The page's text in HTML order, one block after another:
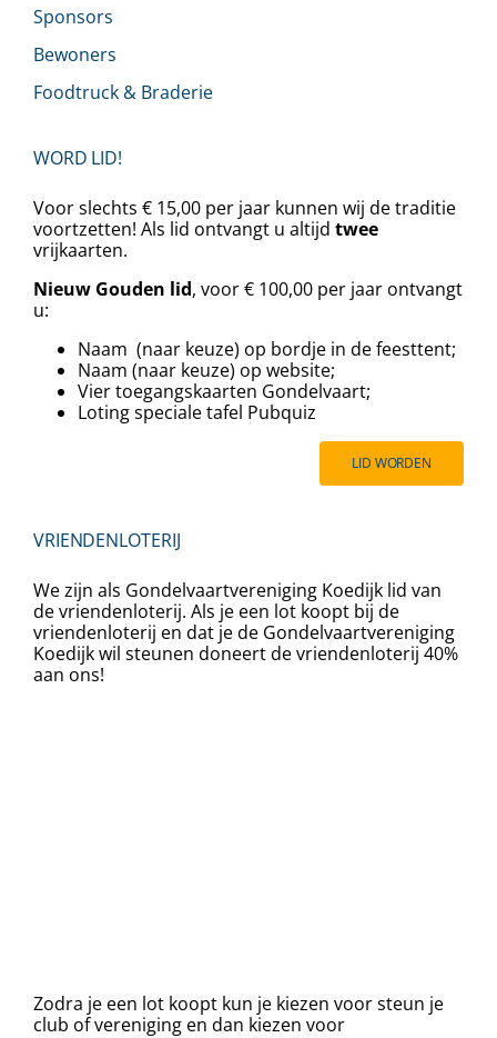
Sponsors
Bewoners
Foodtruck & Braderie
WORD LID!
Voor slechts € 15,00 per jaar kunnen wij de traditie
voortzetten! Als lid ontvangt u altijd twee
vrijkaarten.
Nieuw Gouden lid, voor € 100,00 per jaar ontvangt
u:
Naam (naar keuze) op bordje in de feesttent;
Naam (naar keuze) op website;
Vier toegangskaarten Gondelvaart;
⁠⁠Loting speciale tafel Pubquiz
LID WORDEN
VRIENDENLOTERIJ
We zijn als Gondelvaartvereniging Koedijk lid van
de vriendenloterij. Als je een lot koopt bij de
vriendenloterij en dat je de Gondelvaartvereniging
Koedijk wil steunen doneert de vriendenloterij 40%
aan ons!
Zodra je een lot koopt kun je kiezen voor steun je
club of vereniging en dan kiezen voor